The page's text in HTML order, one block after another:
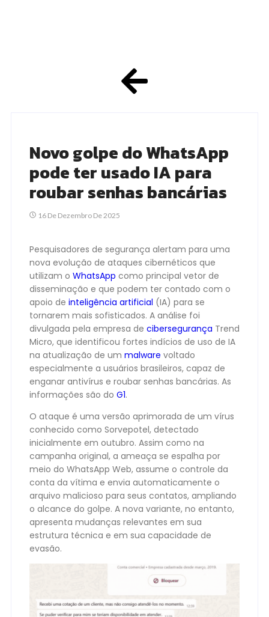
Novo golpe do WhatsApp
pode ter usado IA para
roubar senhas bancárias
16 De Dezembro De 2025
Pesquisadores de segurança alertam para uma
nova evolução de ataques cibernéticos que
utilizam o WhatsApp como principal vetor de
disseminação e que podem ter contado com o
apoio de inteligência artificial (IA) para se
tornarem mais sofisticados. A análise foi
divulgada pela empresa de cibersegurança Trend
Micro, que identificou fortes indícios de uso de IA
na atualização de um malware voltado
especialmente a usuários brasileiros, capaz de
enganar antivírus e roubar senhas bancárias. As
informações são do G1.
O ataque é uma versão aprimorada de um vírus
conhecido como Sorvepotel, detectado
inicialmente em outubro. Assim como na
campanha original, a ameaça se espalha por
meio do WhatsApp Web, assume o controle da
conta da vítima e envia automaticamente o
arquivo malicioso para seus contatos, ampliando
o alcance do golpe. A nova variante, no entanto,
apresenta mudanças relevantes em sua
estrutura técnica e em sua capacidade de
evasão.